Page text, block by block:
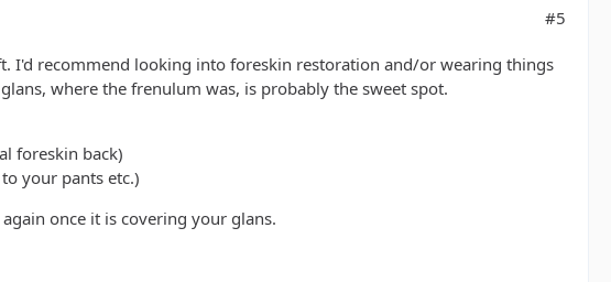
#5
I'd recommend looking into foreskin restoration and/or wearing things
where the frenulum was, is probably the sweet spot.
foreskin back)
your pants etc.)
once it is covering your glans.